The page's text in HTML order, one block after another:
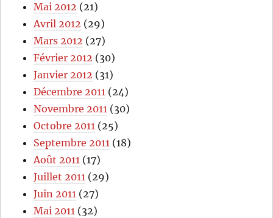
Mai 2012 (21)
Avril 2012 (29)
Mars 2012 (27)
Février 2012 (30)
Janvier 2012 (31)
Décembre 2011 (24)
Novembre 2011 (30)
Octobre 2011 (25)
Septembre 2011 (18)
Août 2011 (17)
Juillet 2011 (29)
Juin 2011 (27)
Mai 2011 (32)